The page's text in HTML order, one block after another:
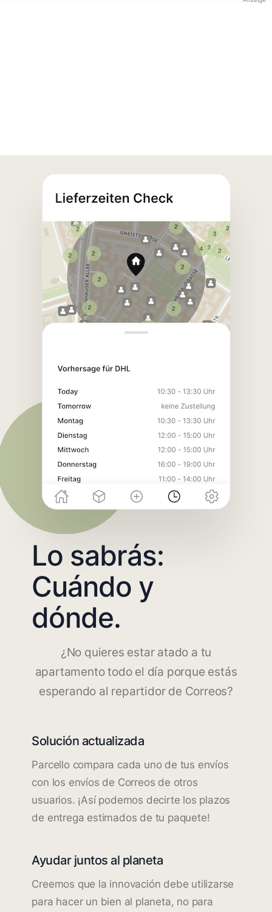
Lo sabrás:
Cuándo y
dónde.
¿No quieres estar atado a tu
apartamento todo el día porque estás
esperando al repartidor de Correos?
Solución actualizada
Parcello compara cada uno de tus envíos
con los envíos de Correos de otros
usuarios. ¡Así podemos decirte los plazos
de entrega estimados de tu paquete!
Ayudar juntos al planeta
Creemos que la innovación debe utilizarse
para hacer un bien al planeta, no para